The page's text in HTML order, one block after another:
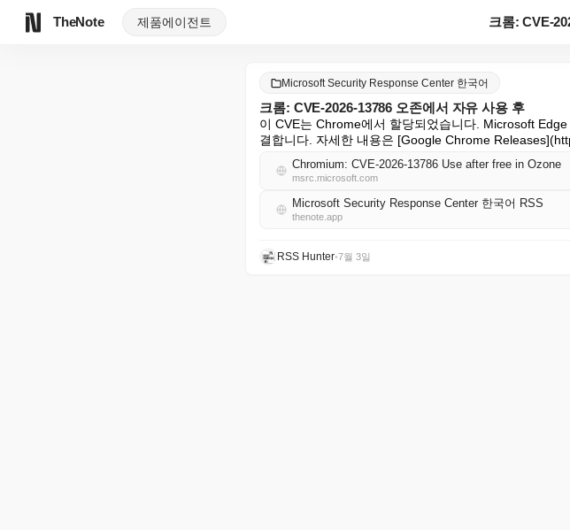
TheNote 제품에이전트
Microsoft Security Response Center 한국어
크롬: CVE-2026-13786 오존에서 자유 사용 후
이 CVE는 Chrome에서 할당되었습니다. Microsoft
결합니다. 자세한 내용은 [Google Chrome
Chromium: CVE-2026-13786 Use after free in Ozone
msrc.microsoft.com
Microsoft Security Response Center 한국어 RSS
thenote.app
RSS Hunter•7월 3일